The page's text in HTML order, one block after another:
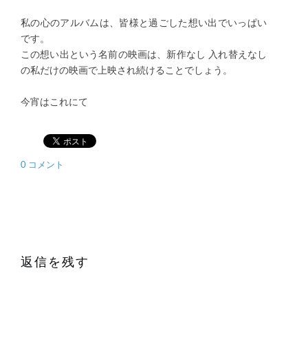
私の心のアルバムは、皆様と過ごした想い出でいっぱい
です。
この想い出という名前の映画は、新作なし 入れ替えなし
の私だけの映画で上映され続けることでしょう。
今宵はこれにて
0 コメント
返信を残す